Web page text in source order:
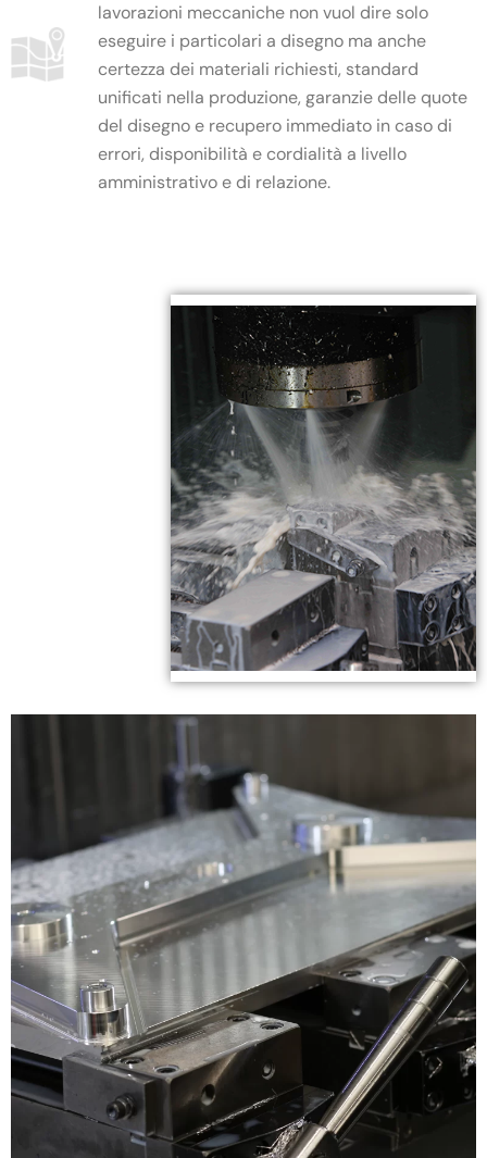
lavorazioni meccaniche non vuol dire solo
eseguire i particolari a disegno ma anche
certezza dei materiali richiesti, standard
unificati nella produzione, garanzie delle quote
del disegno e recupero immediato in caso di
errori, disponibilità e cordialità a livello
amministrativo e di relazione.